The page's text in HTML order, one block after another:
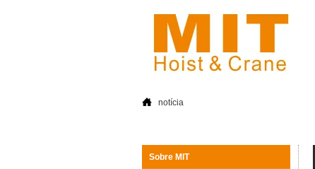
notícia
Sobre MIT